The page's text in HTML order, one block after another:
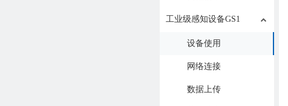
工业级感知设备GS1
设备使用
网络连接
数据上传